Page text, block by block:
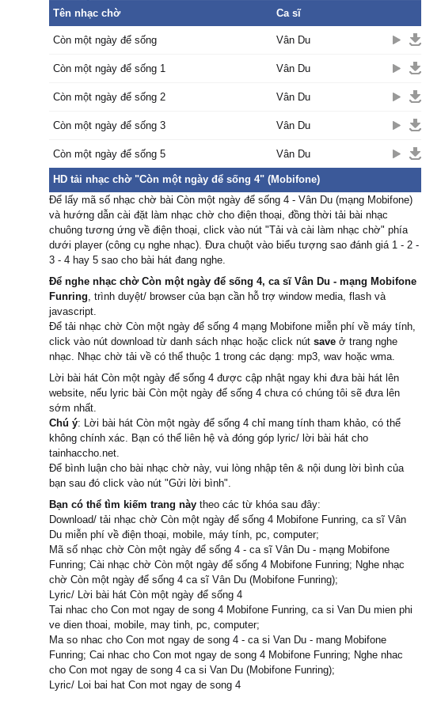
Một người bạn thân thương mới
đâу đã xɑ νô thường
Ŋhìn lại mẹ thân уêu mái tóc ấу
giờ đã ρhɑ sương
Một ngàу lại trôi quɑ thêm ngàу
Một ngàу còn được sống hãу luôn
quý trọng.
Tên nhạc chờ Ca sĩ
Còn một ngày để sống Vân Du
Còn một ngày để sống 1 Vân Du
Còn một ngày để sống 2 Vân Du
Còn một ngày để sống 3 Vân Du
Còn một ngày để sống 5 Vân Du
HD tải nhạc chờ "Còn một ngày để sống 4" (Mobifone)
Để lấy mã số nhạc chờ bài Còn một ngày để sống 4 - Vân Du (mạng Mobifone)
và hướng dẫn cài đặt làm nhạc chờ cho điện thoại, đồng thời tải bài nhạc
chuông tương ứng về điện thoại, click vào nút "Tải và cài làm nhạc chờ" phía
dưới player (công cụ nghe nhạc). Đưa chuột vào biểu tượng sao đánh giá 1 - 2 -
3 - 4 hay 5 sao cho bài hát đang nghe.
Để nghe nhạc chờ Còn một ngày để sống 4, ca sĩ Vân Du - mạng Mobifone
Funring, trình duyệt/ browser của bạn cần hỗ trợ window media, flash và
javascript.
Để tải nhạc chờ Còn một ngày để sống 4 mạng Mobifone miễn phí về máy tính,
click vào nút download từ danh sách nhạc hoặc click nút save ở trang nghe
nhạc. Nhạc chờ tải về có thể thuộc 1 trong các dạng: mp3, wav hoặc wma.
Lời bài hát Còn một ngày để sống 4 được cập nhật ngay khi đưa bài hát lên
website, nếu lyric bài Còn một ngày để sống 4 chưa có chúng tôi sẽ đưa lên
sớm nhất.
Chú ý: Lời bài hát Còn một ngày để sống 4 chỉ mang tính tham khảo, có thể
không chính xác. Bạn có thể liên hệ và đóng góp lyric/ lời bài hát cho
tainhaccho.net.
Để bình luận cho bài nhạc chờ này, vui lòng nhập tên & nội dung lời bình của
bạn sau đó click vào nút "Gửi lời bình".
Bạn có thể tìm kiếm trang này theo các từ khóa sau đây:
Download/ tải nhạc chờ Còn một ngày để sống 4 Mobifone Funring, ca sĩ Vân
Du miễn phí về điện thoại, mobile, máy tính, pc, computer;
Mã số nhạc chờ Còn một ngày để sống 4 - ca sĩ Vân Du - mạng Mobifone
Funring; Cài nhạc chờ Còn một ngày để sống 4 Mobifone Funring; Nghe nhạc
chờ Còn một ngày để sống 4 ca sĩ Vân Du (Mobifone Funring);
Lyric/ Lời bài hát Còn một ngày để sống 4
Tai nhac cho Con mot ngay de song 4 Mobifone Funring, ca si Van Du mien phi
ve dien thoai, mobile, may tinh, pc, computer;
Ma so nhac cho Con mot ngay de song 4 - ca si Van Du - mang Mobifone
Funring; Cai nhac cho Con mot ngay de song 4 Mobifone Funring; Nghe nhac
cho Con mot ngay de song 4 ca si Van Du (Mobifone Funring);
Lyric/ Loi bai hat Con mot ngay de song 4